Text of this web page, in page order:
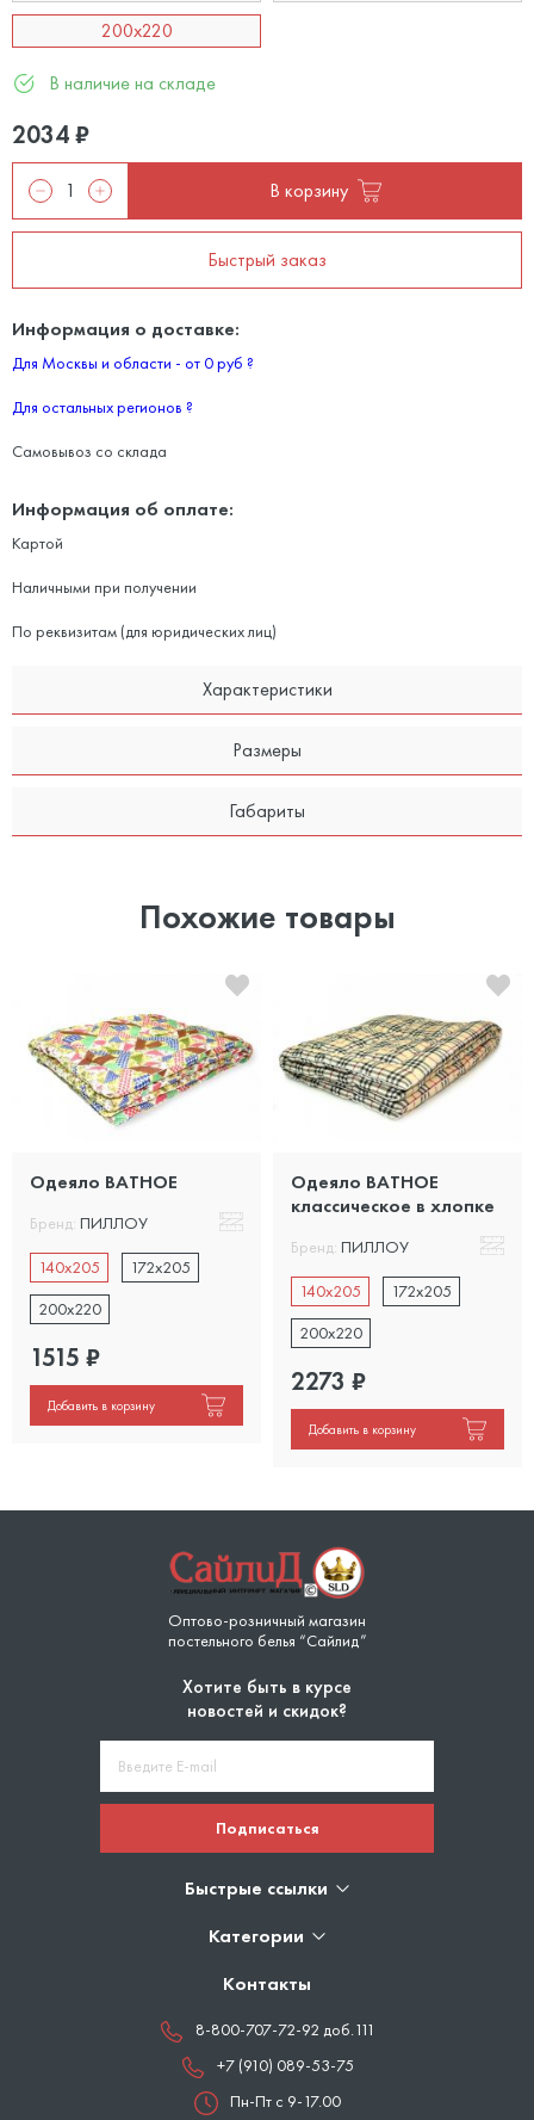
200x220
В наличие на складе
2034₽
В корзину
Быстрый заказ
Информация о доставке:
Для Москвы и области - от 0 руб ?
Для остальных регионов ?
Самовывоз со склада
Информация об оплате:
Картой
Наличными при получении
По реквизитам (для юридических лиц)
Характеристики
Размеры
Габариты
Похожие товары
Одеяло ВАТНОЕ
Бренд: ПИЛЛОУ
140x205
172x205
200x220
1515 ₽
Добавить в корзину
Одеяло ВАТНОЕ
классическое в хлопке
Бренд: ПИЛЛОУ
140x205
172x205
200x220
2273 ₽
Добавить в корзину
Оптово-розничный магазин
постельного белья “Сайлид”
Хотите быть в курсе
новостей и скидок?
Подписаться
Быстрые ссылки
Категории
Контакты
8-800-707-72-92 доб.111
+7 (910) 089-53-75
Пн-Пт с 9-17.00